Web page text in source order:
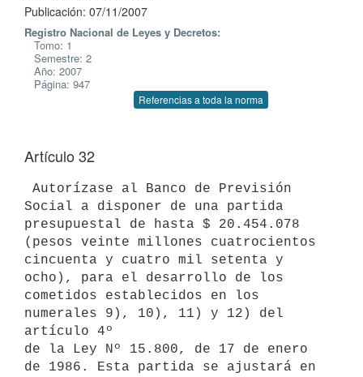
Publicación: 07/11/2007
Registro Nacional de Leyes y Decretos:
Tomo: 1
Semestre: 2
Año: 2007
Página: 947
Referencias a toda la norma
Artículo 32
Social a disponer de una partida
presupuestal de hasta $ 20.454.078
(pesos veinte millones cuatrocientos
cincuenta y cuatro mil setenta y
ocho), para el desarrollo de los
cometidos establecidos en los
numerales 9), 10), 11) y 12) del
artículo 4º
de la Ley Nº 15.800, de 17 de enero
de 1986. Esta partida se ajustará en